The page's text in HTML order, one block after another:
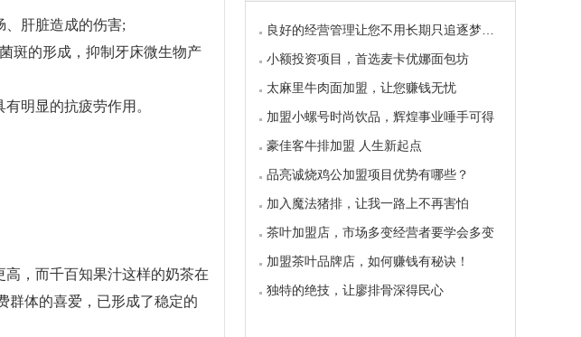
、肝脏造成的伤害;
斑的形成，抑制牙床微生物产
明显的抗疲劳作用。
，而千百知果汁这样的奶茶在
群体的喜爱，已形成了稳定的
良好的经营管理让您不用长期只追逐梦想的影子
小额投资项目，首选麦卡优娜面包坊
太麻里牛肉面加盟，让您赚钱无忧
加盟小螺号时尚饮品，辉煌事业唾手可得
豪佳客牛排加盟 人生新起点
品亮诚烧鸡公加盟项目优势有哪些？
加入魔法猪排，让我一路上不再害怕
茶叶加盟店，市场多变经营者要学会多变
加盟茶叶品牌店，如何赚钱有秘诀！
独特的绝技，让廖排骨深得民心